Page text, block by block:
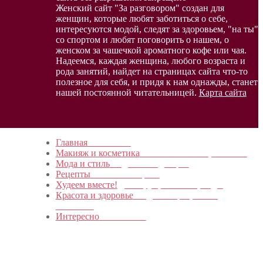
Женский сайт "За разговором" создан для
женщин, которые любят заботиться о себе,
интересуются модой, следят за здоровьем, "на ты"
со спортом и любят поговорить о нашем, о
женском за чашечкой ароматного кофе или чая.
Надеемся, каждая женщина, любого возраста и
рода занятий, найдет на страницах сайта что-то
полезное для себя, и придя к нам однажды, станет
нашей постоянной читательницей. Карта сайта
Главнаяв начало…
Макияж и косметика
Мода и стильМодные тенденции
РецептыПошагово с фото
Худеем вместе!
Красота и здоровьеУход за лицом, телом,
ИнтересноОбо всем…